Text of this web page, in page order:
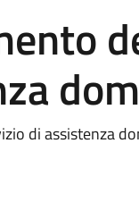
di assistenza